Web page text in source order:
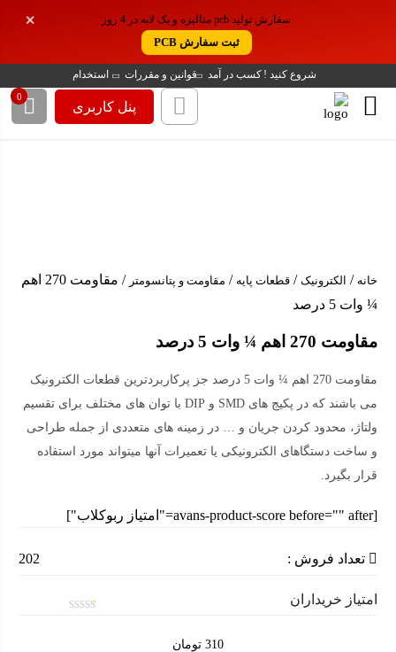
✕ سفارش تولید pcb متالیزه و یک لایه در 4 روز
ثبت سفارش PCB
شروع کنید ! کسب در آمد قوانین و مقررات استخدام
پنل کاربری
0
خانه / الکترونیک /قطعات پایه / مقاومت و پتانسومتر
/ مقاومت 270 اهم
¼ وات 5 درصد
مقاومت 270 اهم ¼ وات 5 درصد
مقاومت 270 اهم ¼ وات 5 درصد جز پرکاربردترین قطعات الکترونیک
می باشند که در پکیج های SMD و DIP با توان های مختلف برای تقسیم
ولتاژ، محدود کردن جریان و … در زمینه های متعددی از جمله طراحی
و ساخت دستگاهای الکترونیکی یا تعمیرات آنها میتواند مورد استفاده
قرار بگیرد.
[avans-product-score before="" after="امتیاز ربوکلاب"]
تعداد فروش : 202
امتیاز خریداران
310 تومان
. اما موجودی این کالا در انبار ما، بیش از این تعداد
است. برای سفارش تعداد بیشتر باشماره زیر
تماس بگیرد!